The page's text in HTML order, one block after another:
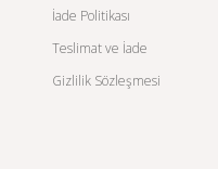
İade Politikası
Teslimat ve İade
Gizlilik Sözleşmesi